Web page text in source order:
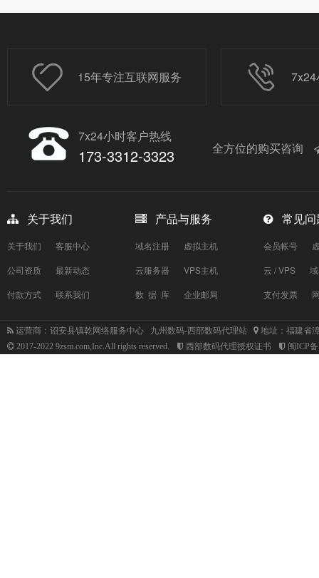
15年专注互联网服务
7x24小时客户热线
173-3312-3323 全方位的购买咨询
关于我们
关于我们
客服中心
公司资质
最新动态
付款方式
联系我们
产品与服务
域名注册
虚拟主机
云服务器
VPS主机
数 据 库
企业邮局
常见问
会员帐号
云 / VPS
支付发票
运营商：诏安县镇乾网络服务中心 九州数码-西部数码代理站
地址：福建省
2017-2022 9zsm.com,Inc.All rights reserved.
西部数码代理授权证书 闽ICP